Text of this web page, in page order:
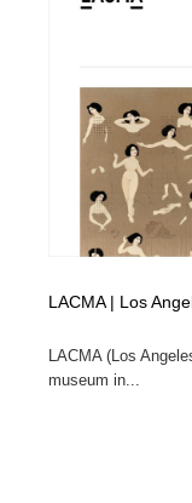
LACMA | Los
LACMA (Los
museum in...